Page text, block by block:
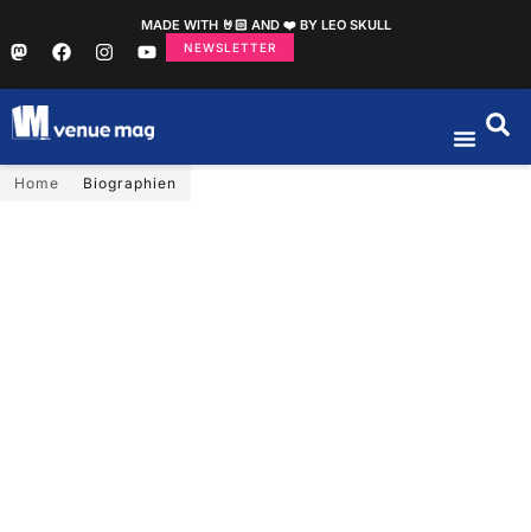
MADE WITH 🤘🏻 AND ❤️ BY LEO SKULL
NEWSLETTER
Home Biographien